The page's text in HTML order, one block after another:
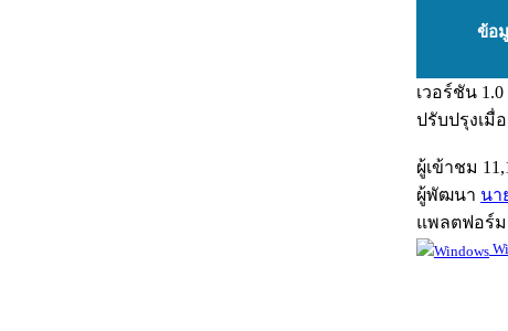
ข้อ
เวอร์ชัน 1.0
ปรับปรุงเมื่อ
ผู้เข้าชม
ผู้พัฒนา นา
แพลตฟอร์ม